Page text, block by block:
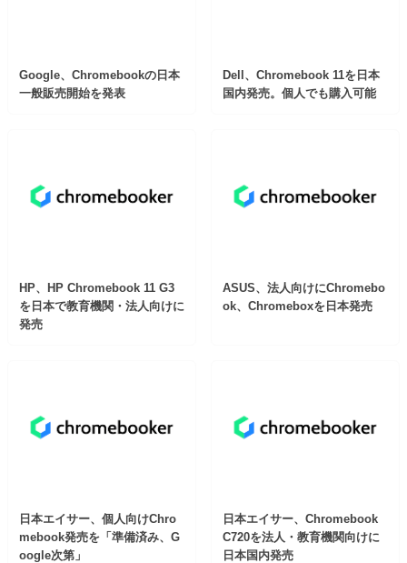
Google、Chromebookの日本
一般販売開始を発表
Dell、Chromebook 11を日本
国内発売。個人でも購入可能
HP、HP Chromebook 11 G3
を日本で教育機関・法人向けに
発売
ASUS、法人向けにChromebo
ok、Chromeboxを日本発売
日本エイサー、個人向けChro
mebook発売を「準備済み、G
oogle次第」
日本エイサー、Chromebook
C720を法人・教育機関向けに
日本国内発売